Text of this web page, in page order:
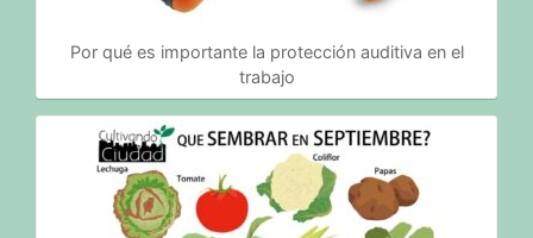
Por qué es importante la protección auditiva en el
trabajo